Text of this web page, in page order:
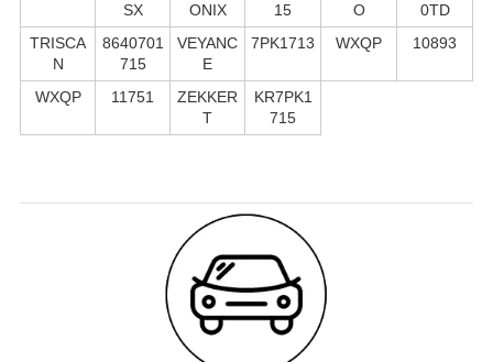
SX
ONIX
15
O
0TD
TRISCA
N
8640701
715
VEYANC
E
7PK1713 WXQP 10893
WXQP 11751
ZEKKER
T
KR7PK1
715